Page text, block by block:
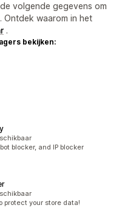
volgende gegevens om
Ontdek waarom in het
.
bekijken:
blocker, and IP blocker
protect your store data!